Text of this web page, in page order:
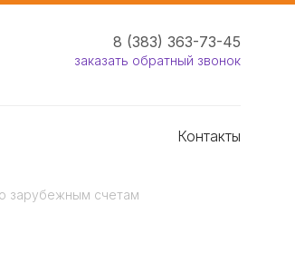
8 (383) 363-73-45
заказать обратный звонок
Контакты
зарубежным счетам